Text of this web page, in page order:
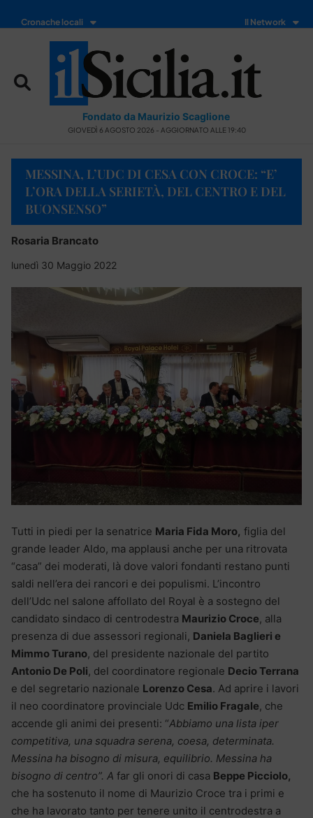
Cronache locali Il Network
Fondato da Maurizio Scaglione
GIOVEDÌ 6 AGOSTO 2026 - AGGIORNATO ALLE 19:40
MESSINA, L’UDC DI CESA CON CROCE: “E’
L’ORA DELLA SERIETÀ, DEL CENTRO E DEL
BUONSENSO”
Rosaria Brancato
lunedì 30 Maggio 2022
Tutti in piedi per la senatrice Maria Fida Moro, figlia del
grande leader Aldo, ma applausi anche per una ritrovata
“casa” dei moderati, là dove valori fondanti restano punti
saldi nell’era dei rancori e dei populismi. L’incontro
dell’Udc nel salone affollato del Royal è a sostegno del
candidato sindaco di centrodestra Maurizio Croce, alla
presenza di due assessori regionali, Daniela Baglieri e
Mimmo Turano, del presidente nazionale del partito
Antonio De Poli, del coordinatore regionale Decio Terrana
e del segretario nazionale Lorenzo Cesa. Ad aprire i lavori
il neo coordinatore provinciale Udc Emilio Fragale, che
accende gli animi dei presenti: “Abbiamo una lista iper
competitiva, una squadra serena, coesa, determinata.
Messina ha bisogno di misura, equilibrio. Messina ha
bisogno di centro”. A far gli onori di casa Beppe Picciolo,
che ha sostenuto il nome di Maurizio Croce tra i primi e
che ha lavorato tanto per tenere unito il centrodestra a